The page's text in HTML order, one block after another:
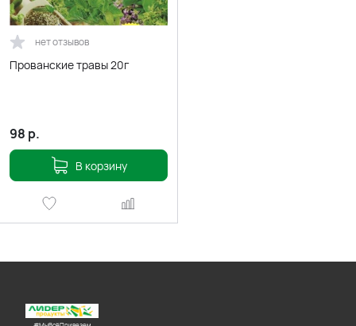
нет отзывов
Прованские травы 20г
98 р.
В корзину